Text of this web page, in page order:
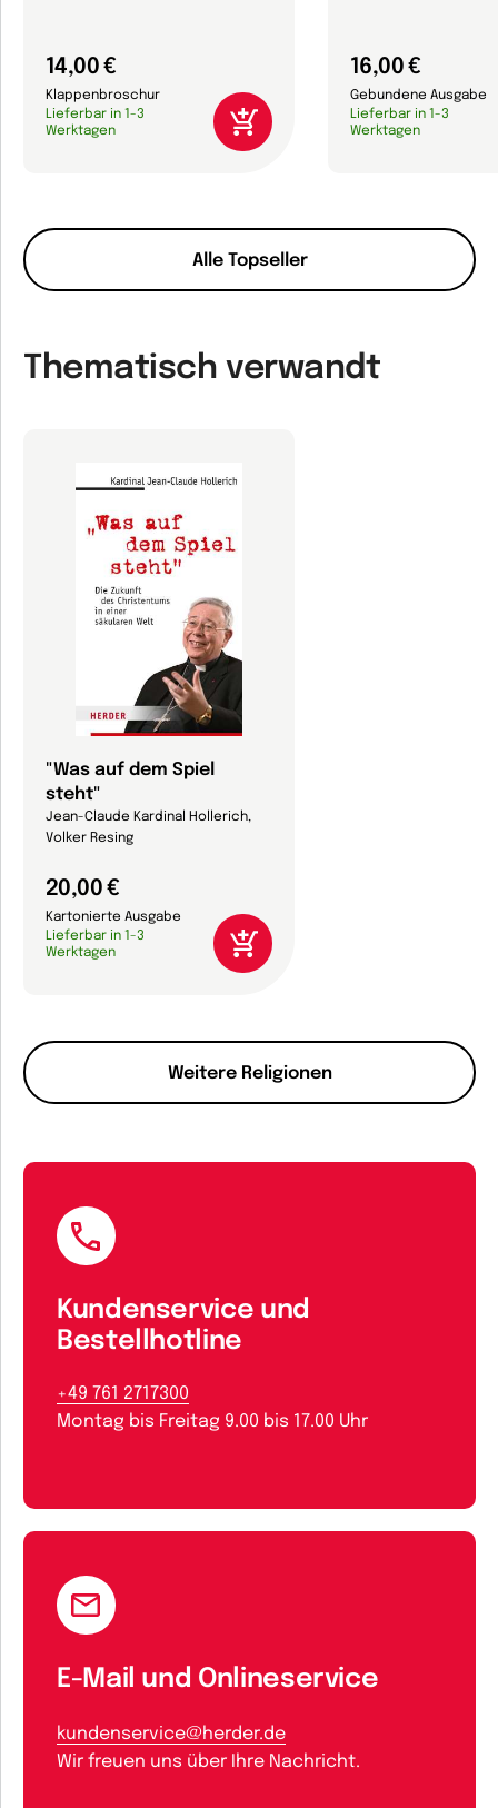
Alle Topseller
14,00 €
Klappenbroschur
Lieferbar in 1-3
Werktagen
16,00 €
Gebundene Ausgabe
Lieferbar in 1-3
Werktagen
Thematisch verwandt
Weitere Religionen
"Was auf dem Spiel
steht"
Jean-Claude Kardinal Hollerich,
Volker Resing
20,00 €
Kartonierte Ausgabe
Lieferbar in 1-3
Werktagen
Kundenservice und
Bestellhotline
+49 761 2717300
Montag bis Freitag 9.00 bis 17.00 Uhr
E-Mail und Onlineservice
kundenservice@herder.de
Wir freuen uns über Ihre Nachricht.